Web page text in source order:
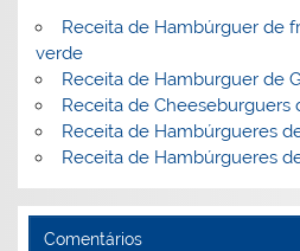
Receita de Hambúrguer de
verde
Receita de Hamburguer de
Receita de Cheeseburguers
Receita de Hambúrgueres
Receita de Hambúrgueres
Comentários